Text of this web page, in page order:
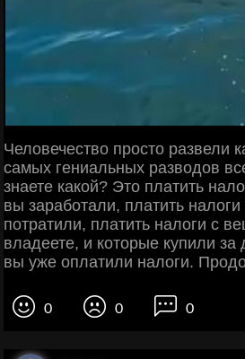
Человечество просто развели
самых гениальных разводов
знаете какой? Это платить
вы заработали, платить
потратили, платить налоги с
владеете, и которые купили за
вы уже оплатили налоги.
0 0 0